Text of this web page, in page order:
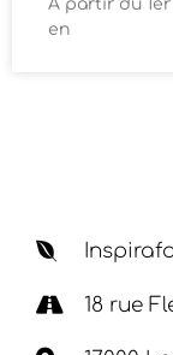
A partir du
en
18 rue